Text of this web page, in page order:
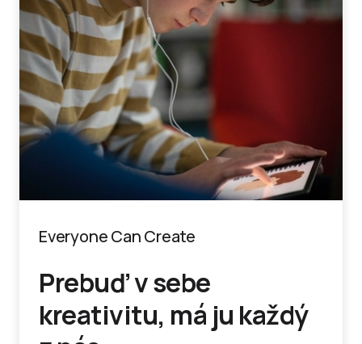
Everyone Can Create
Prebuď v sebe
kreativitu, má ju každý